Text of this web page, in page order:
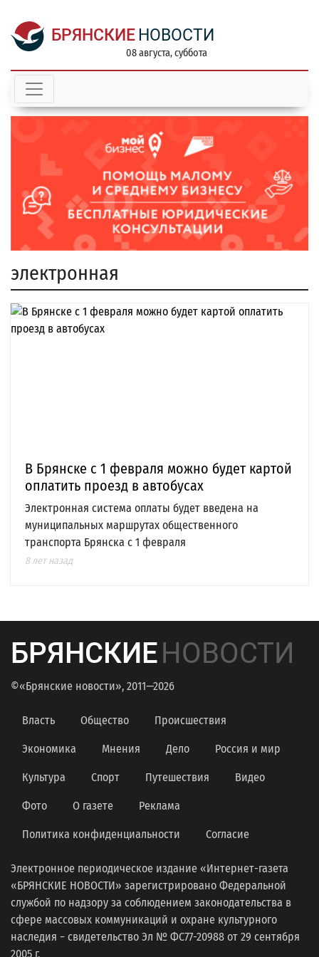
БРЯНСКИЕ НОВОСТИ
08 августа, суббота
электронная
В Брянске с 1 февраля можно будет картой
оплатить проезд в автобусах
Электронная система оплаты будет введена на
муниципальных маршрутах общественного
транспорта Брянска с 1 февраля
8 лет назад
БРЯНСКИЕНОВОСТИ
©«Брянские новости», 2011—2026
Власть Общество Происшествия
Экономика Мнения Дело Россия и мир
Культура Спорт Путешествия Видео
Фото О газете Реклама
Политика конфиденциальности Согласие
Электронное периодическое издание «Интернет-газета
«БРЯНСКИЕ НОВОСТИ» зарегистрировано Федеральной
службой по надзору за соблюдением законодательства в
сфере массовых коммуникаций и охране культурного
наследия − свидетельство Эл № ФС77-20988 от 29 сентября
2005 г.